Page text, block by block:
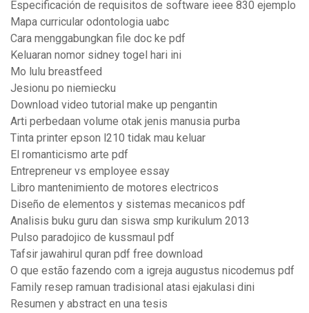
Especificación de requisitos de software ieee 830 ejemplo
Mapa curricular odontologia uabc
Cara menggabungkan file doc ke pdf
Keluaran nomor sidney togel hari ini
Mo lulu breastfeed
Jesionu po niemiecku
Download video tutorial make up pengantin
Arti perbedaan volume otak jenis manusia purba
Tinta printer epson l210 tidak mau keluar
El romanticismo arte pdf
Entrepreneur vs employee essay
Libro mantenimiento de motores electricos
Diseño de elementos y sistemas mecanicos pdf
Analisis buku guru dan siswa smp kurikulum 2013
Pulso paradojico de kussmaul pdf
Tafsir jawahirul quran pdf free download
O que estão fazendo com a igreja augustus nicodemus pdf
Family resep ramuan tradisional atasi ejakulasi dini
Resumen y abstract en una tesis